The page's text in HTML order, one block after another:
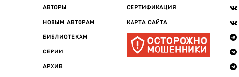
АВТОРЫ
НОВЫМ АВТОРАМ
БИБЛИОТЕКАМ
СЕРИИ
АРХИВ
СЕРТИФИКАЦИЯ
КАРТА САЙТА